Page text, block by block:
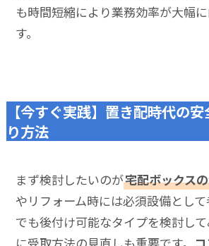
も時間短縮により業務効率が大幅
す。
【今すぐ実践】置き配時代の
り方法
まず検討したいのが宅配ボックス
やリフォーム時には必須設備とし
でも後付け可能なタイプを検討し